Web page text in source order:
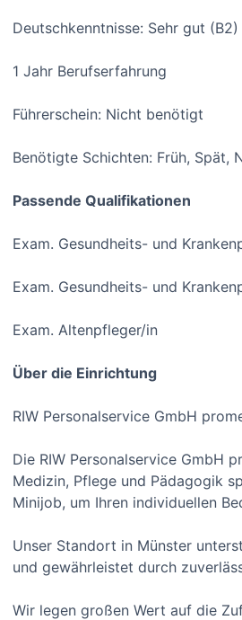
Deutschkenntnisse: Sehr gut (B2)
1 Jahr Berufserfahrung
Führerschein: Nicht benötigt
Benötigte Schichten: Früh, Spät,
Passende Qualifikationen
Exam. Gesundheits- und
Exam. Gesundheits- und
Exam. Altenpfleger/in
Über die Einrichtung
RIW Personalservice GmbH
Die RIW Personalservice GmbH
Medizin, Pflege und Pädagogik
Minijob, um Ihren individuellen
Unser Standort in Münster
und gewährleistet durch
Wir legen großen Wert auf die